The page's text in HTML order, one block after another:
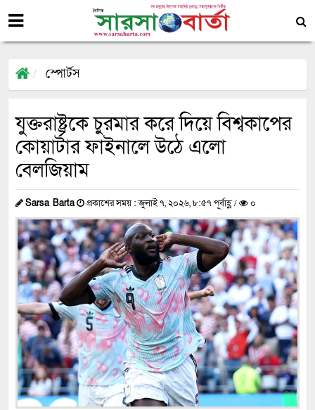
স্পোর্টস
যুক্তরাষ্ট্রকে চুরমার করে দিয়ে বিশ্বকাপের
কোয়ার্টার ফাইনালে উঠে এলো
বেলজিয়াম
Sarsa Barta প্রকাশের সময় : জুলাই ৭, ২০২৬, ৮:৫৭ পূর্বাহ্ণ / ০